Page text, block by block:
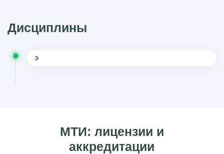
Дисциплины
Э
МТИ: лицензии и
аккредитации